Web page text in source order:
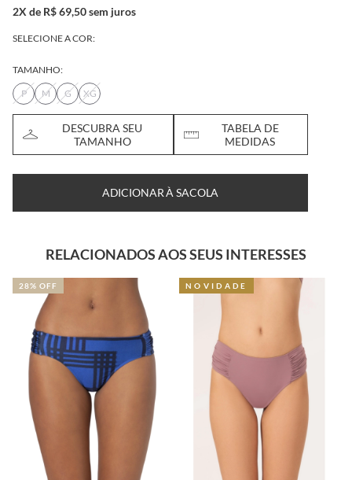
2X de R$ 69,50 sem juros
SELECIONE A COR:
TAMANHO:
P
M G XG
DESCUBRA SEU
TAMANHO
TABELA DE
MEDIDAS
ADICIONAR À SACOLA
RELACIONADOS AOS SEUS INTERESSES
NOVIDADE